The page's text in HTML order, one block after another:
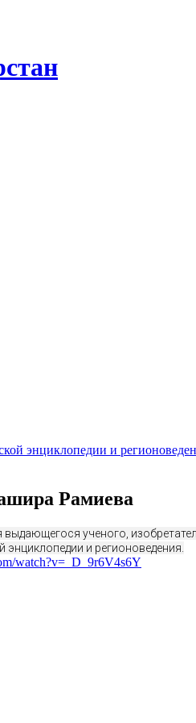
энциклопедии и
Рамиева
выдающегося ученого,
энциклопедии и регионоведения.
watch?v=_D_9r6V4s6Y